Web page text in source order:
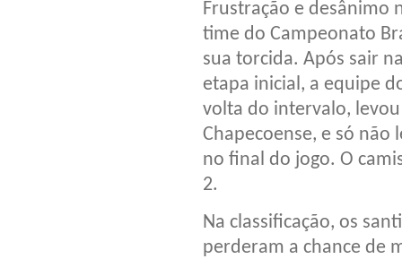
Frustração e desânimo
time do Campeonato
sua torcida. Após sair
etapa inicial, a equipe
volta do intervalo,
Chapecoense, e só não
no final do jogo. O
2.
Na classificação, os
perderam a chance de